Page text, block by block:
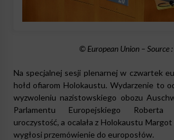
© European Union – Source :
Na specjalnej sesji plenarnej w czwartek
hołd ofiarom Holokaustu. Wydarzenie to
wyzwoleniu nazistowskiego obozu
Parlamentu Europejskiego
uroczystość, a ocalała z Holokaustu
wygłosi przemówienie do europosłów.